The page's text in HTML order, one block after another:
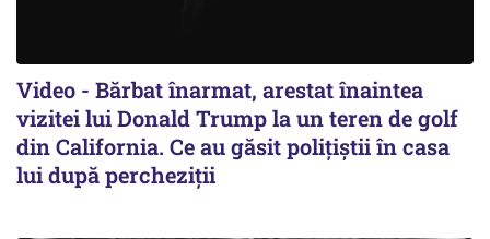
Video - Bărbat înarmat, arestat înaintea
vizitei lui Donald Trump la un teren de golf
din California. Ce au găsit polițiștii în casa
lui după percheziții